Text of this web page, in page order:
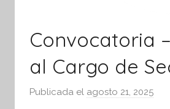
Convocatoria
al Cargo de
Publicada el agosto 21, 2025